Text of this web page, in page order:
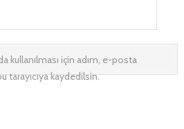
kullanılması için adım, e-posta
tarayıcıya kaydedilsin.